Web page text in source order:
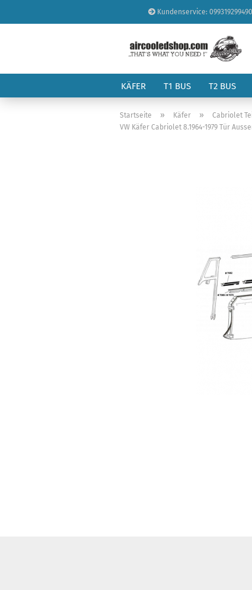
Kundenservice: 099319299490
KÄFER T1 BUS T2 BUS
Startseite » Käfer » Cabriolet
VW Käfer Cabriolet 8.1964-1979 Tür